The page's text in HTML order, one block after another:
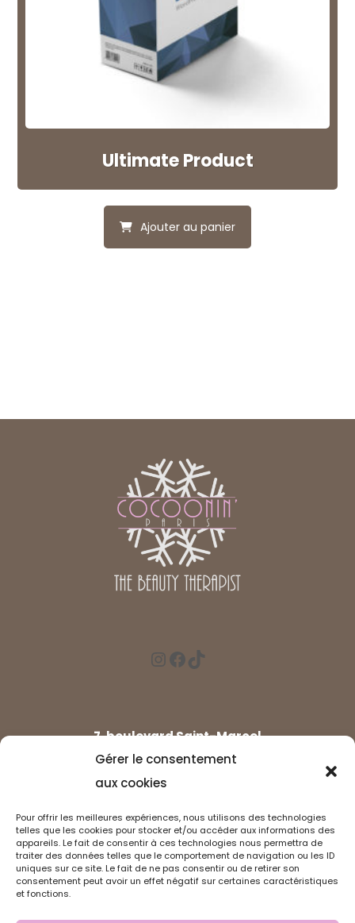
Gérer le consentement
aux cookies
Pour offrir les meilleures expériences, nous utilisons des technologies
telles que les cookies pour stocker et/ou accéder aux informations des
appareils. Le fait de consentir à ces technologies nous permettra de
traiter des données telles que le comportement de navigation ou les ID
uniques sur ce site. Le fait de ne pas consentir ou de retirer son
consentement peut avoir un effet négatif sur certaines caractéristiques
et fonctions.
Ultimate Product
Ajouter au panier
7, boulevard Saint-Marcel
Paris 75013
Métro Saint-Marcel (ligne 5)